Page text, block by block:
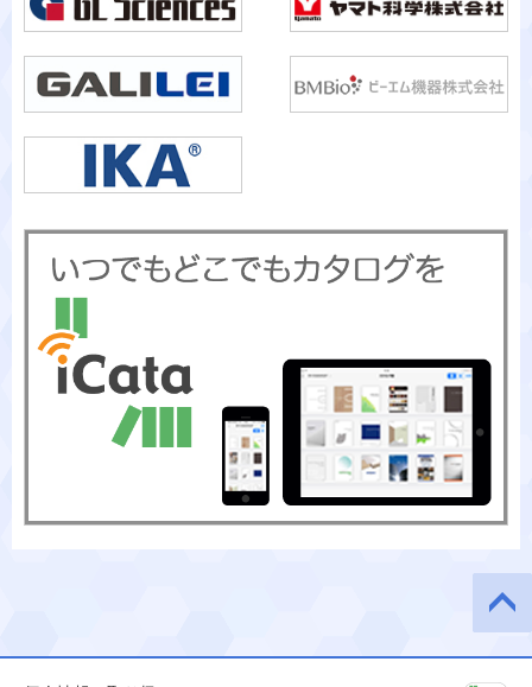
ージの